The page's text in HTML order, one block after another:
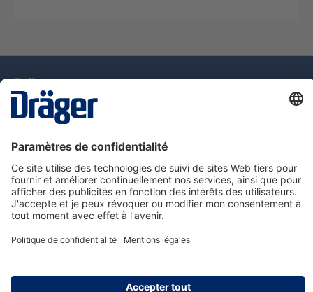
pour la vie
Assistance téléphonique
A propos de Dräger
Information
© Dräger Suisse SA, 2025